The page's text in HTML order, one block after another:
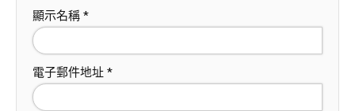
顯示名稱 *
電子郵件地址 *